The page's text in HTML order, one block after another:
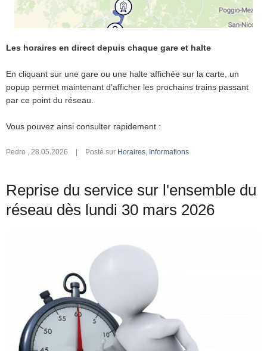
Les horaires en direct depuis chaque gare et halte
En cliquant sur une gare ou une halte affichée sur la carte, un
popup permet maintenant d’afficher les prochains trains passant
par ce point du réseau.
Vous pouvez ainsi consulter rapidement :
Pedro , 28.05.2026 Posté sur Horaires, Informations
Reprise du service sur l'ensemble du
réseau dès lundi 30 mars 2026